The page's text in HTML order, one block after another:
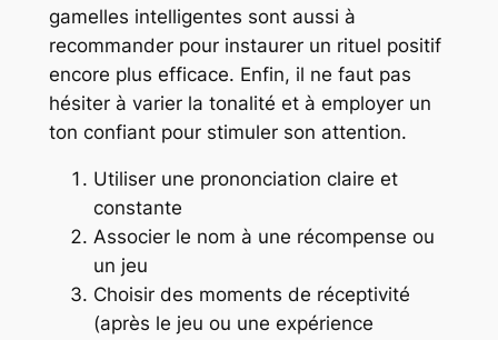
gamelles intelligentes sont aussi à
recommander pour instaurer un rituel positif
encore plus efficace. Enfin, il ne faut pas
hésiter à varier la tonalité et à employer un
ton confiant pour stimuler son attention.
Utiliser une prononciation claire et
constante
Associer le nom à une récompense ou
un jeu
Choisir des moments de réceptivité
(après le jeu ou une expérience